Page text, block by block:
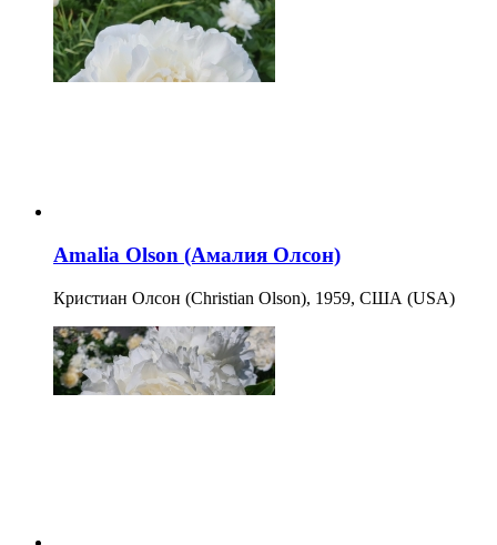
Amalia Olson (Амалия Олсон)
Кристиан Олсон (Christian Olson), 1959, США (USA)